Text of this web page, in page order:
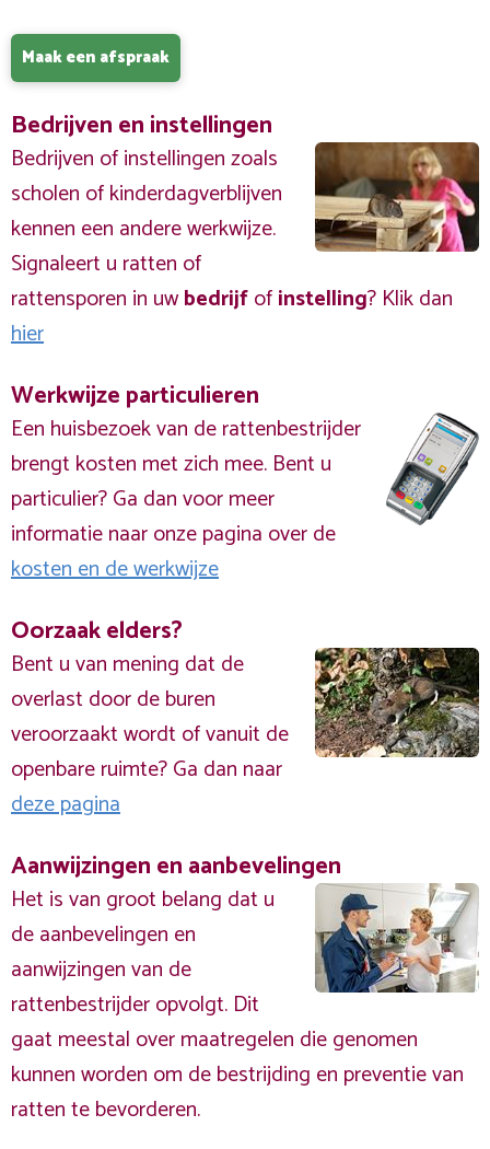
Maak een afspraak
Bedrijven en instellingen
Bedrijven of instellingen zoals
scholen of kinderdagverblijven
kennen een andere werkwijze.
Signaleert u ratten of
rattensporen in uwbedrijfofinstelling? Klik dan
hier
Werkwijze particulieren
Een huisbezoek van de rattenbestrijder
brengt kosten met zich mee. Bent u
particulier? Ga dan voor meer
informatie naar onze pagina over de
kosten en de werkwijze
Oorzaak elders?
Bent u van mening dat de
overlast door de buren
veroorzaakt wordt of vanuit de
openbare ruimte? Ga dan naar
deze pagina
Aanwijzingen en aanbevelingen
Het is van groot belang dat u
de aanbevelingen en
aanwijzingen van de
rattenbestrijder opvolgt. Dit
gaat meestal over maatregelen die genomen
kunnen worden om de bestrijding en preventie van
ratten te bevorderen.